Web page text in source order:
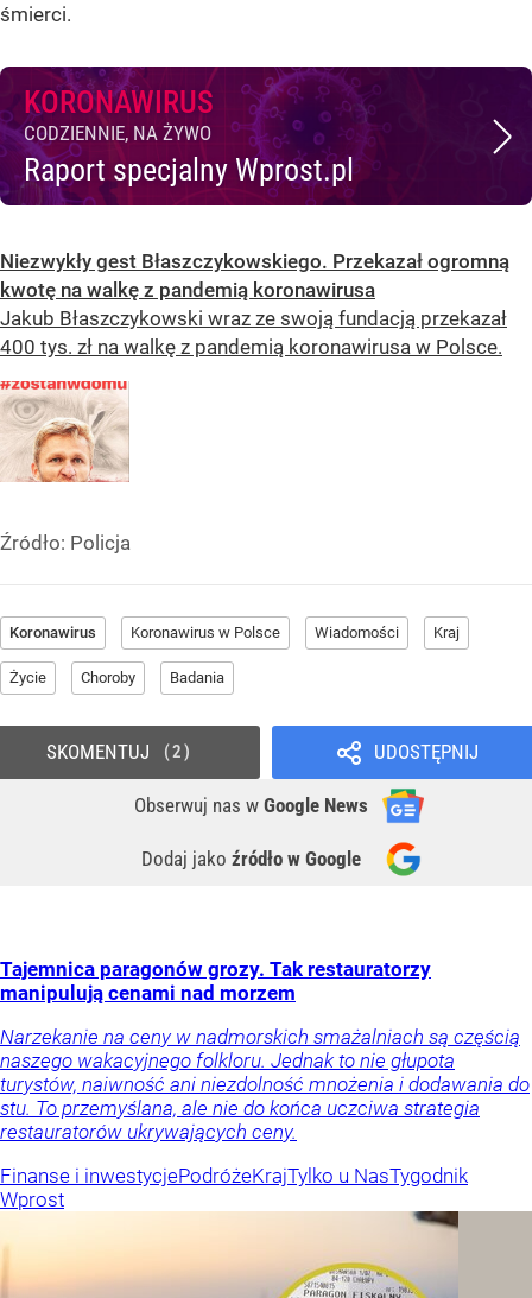
śmierci.
KORONAWIRUS
CODZIENNIE, NA ŻYWO
Raport specjalny Wprost.pl
Niezwykły gest Błaszczykowskiego. Przekazał ogromną
kwotę na walkę z pandemią koronawirusa
Jakub Błaszczykowski wraz ze swoją fundacją przekazał
400 tys. zł na walkę z pandemią koronawirusa w Polsce.
Źródło: Policja
Koronawirus Koronawirus w Polsce Wiadomości Kraj
Życie Choroby Badania
UDOSTĘPNIJ
Obserwuj nas w Google News
Dodaj jako źródło w Google
SKOMENTUJ 2
Tajemnica paragonów grozy. Tak restauratorzy
manipulują cenami nad morzem
Narzekanie na ceny w nadmorskich smażalniach są częścią
naszego wakacyjnego folkloru. Jednak to nie głupota
turystów, naiwność ani niezdolność mnożenia i dodawania do
stu. To przemyślana, ale nie do końca uczciwa strategia
restauratorów ukrywających ceny.
Finanse i inwestycjePodróżeKrajTylko u NasTygodnik
Wprost